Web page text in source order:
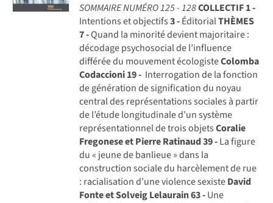
SOMMAIRE NUMÉRO 125 - 128COLLECTIF1 -
Intentions et objectifs3 -ÉditorialTHÈMES
7 -Quand la minorité devient majoritaire :
décodage psychosocial de l’influence
différée du mouvement écologisteColomba
Codaccioni19 - Interrogation de la fonction
de génération de signification du noyau
central des représentations sociales à partir
de l’étude longitudinale d’un système
représentationnel de trois objetsCoralie
Fregonese et Pierre Ratinaud39 -La figure
du « jeune de banlieue » dans la
construction sociale du harcèlement de rue
: racialisation d’une violence sexisteDavid
Fonte et Solveig Lelaurain63 -Une